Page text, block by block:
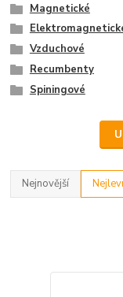
Magnetické
Vzduchové
Recumbenty
Spiningové
Nejnovější